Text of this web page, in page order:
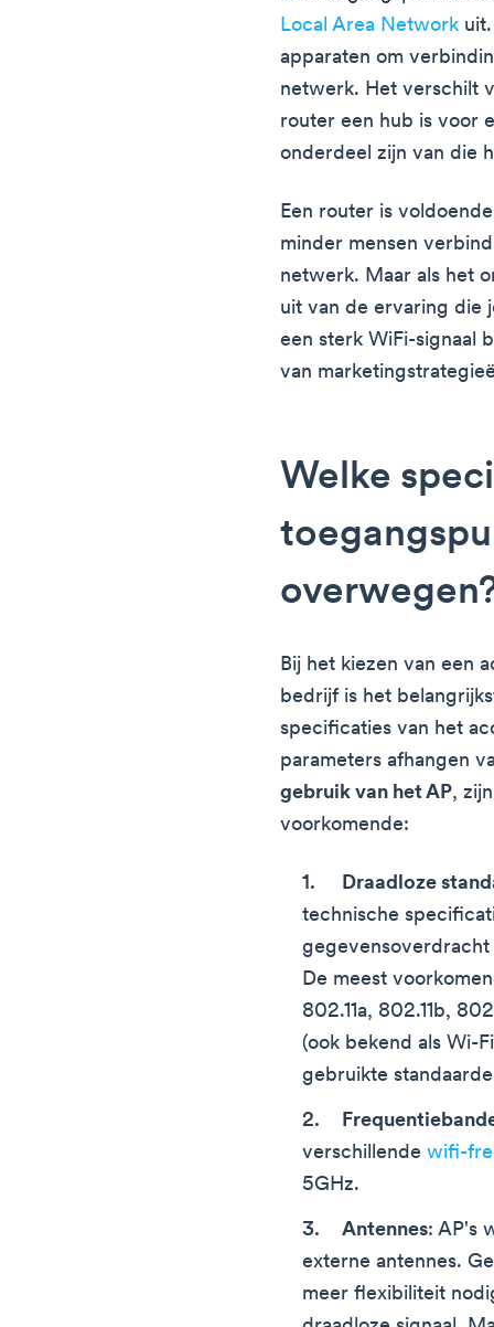
Local Area Network
apparaten om
netwerk. Het verschilt
router een hub is voor
onderdeel zijn van die
Een router is
minder mensen
netwerk. Maar als het
uit van de ervaring die
een sterk WiFi-signaal
van
Welke
Bij het kiezen van een
bedrijf is het
specificaties van het
parameters afhangen
gebruik van het AP,
voorkomende:
Draadloze
technische
De meest
802.11a, 802.11b,
(ook bekend als Wi-
gebruikte
verschillendewifi-
5GHz.
Antennes: AP's
externe antennes.
meer flexibiliteit